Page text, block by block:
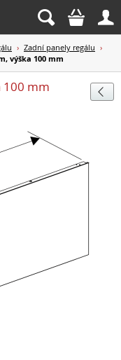
  
› Zadní panely regálu ›
výška 100 mm

100 mm